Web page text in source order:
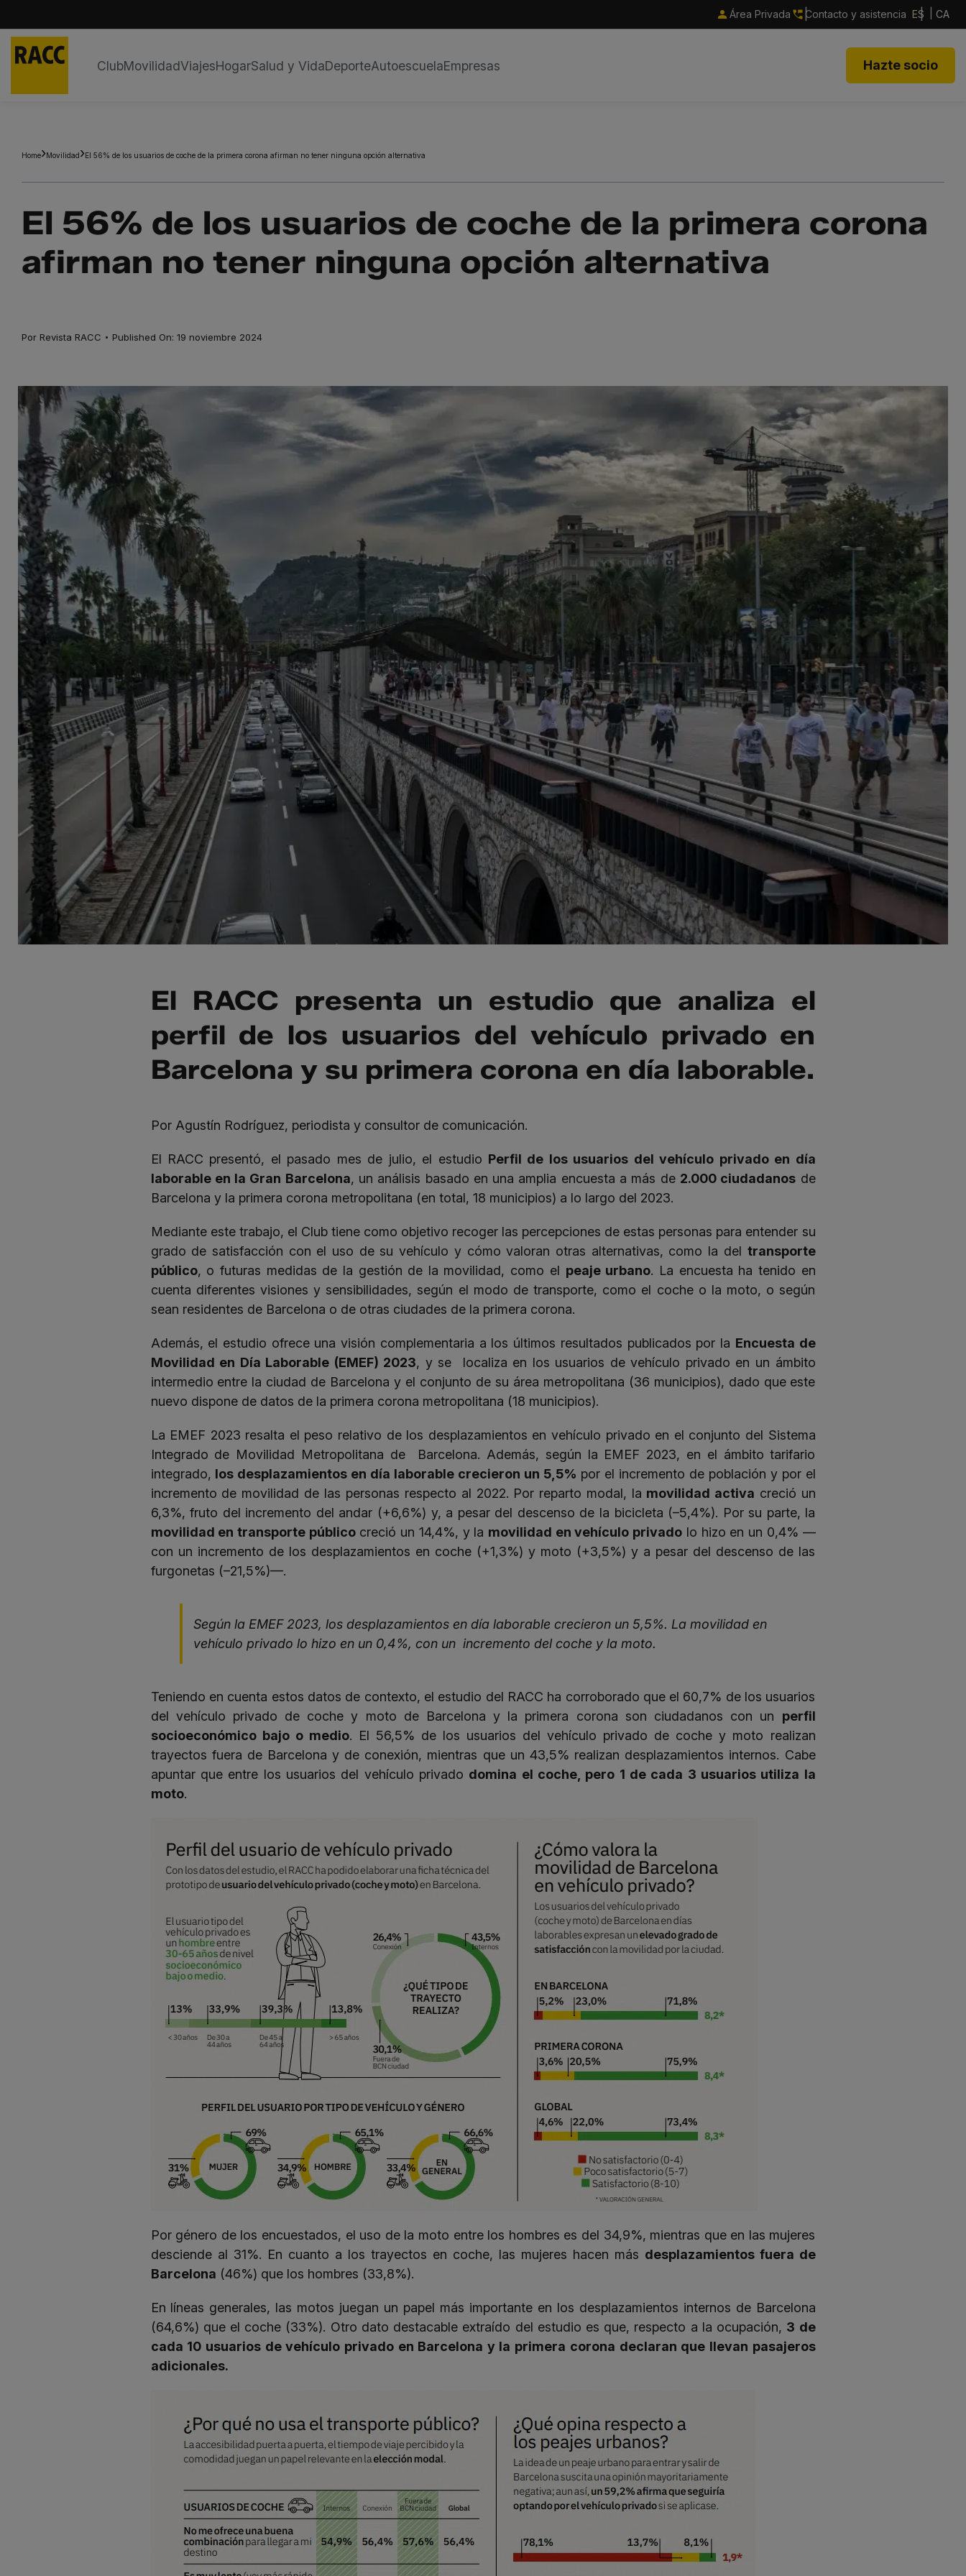
Área Privada Contacto y asistencia ES CA
ClubMovilidadViajesHogarSalud y VidaDeporteAutoescuelaEmpresas Hazte socio
contenido
Home Movilidad El 56% de los usuarios de coche de la primera corona afirman no tener ninguna opción alternativa
El 56% de los usuarios de coche de la primera corona
afirman no tener ninguna opción alternativa
Por Revista RACC · Published On: 19 noviembre 2024
El RACC presenta un estudio que analiza el
perfil de los usuarios del vehículo privado en
Barcelona y su primera corona en día laborable.
Por Agustín Rodríguez, periodista y consultor de comunicación.
El RACC presentó, el pasado mes de julio, el estudio Perfil de los usuarios del vehículo privado en día
laborable en la Gran Barcelona, un análisis basado en una amplia encuesta a más de 2.000 ciudadanos de
Barcelona y la primera corona metropolitana (en total, 18 municipios) a lo largo del 2023.
Mediante este trabajo, el Club tiene como objetivo recoger las percepciones de estas personas para entender su
grado de satisfacción con el uso de su vehículo y cómo valoran otras alternativas, como la del transporte
público, o futuras medidas de la gestión de la movilidad, como el peaje urbano. La encuesta ha tenido en
cuenta diferentes visiones y sensibilidades, según el modo de transporte, como el coche o la moto, o según
sean residentes de Barcelona o de otras ciudades de la primera corona.
Además, el estudio ofrece una visión complementaria a los últimos resultados publicados por la Encuesta de
Movilidad en Día Laborable (EMEF) 2023, y se localiza en los usuarios de vehículo privado en un ámbito
intermedio entre la ciudad de Barcelona y el conjunto de su área metropolitana (36 municipios), dado que este
nuevo dispone de datos de la primera corona metropolitana (18 municipios).
La EMEF 2023 resalta el peso relativo de los desplazamientos en vehículo privado en el conjunto del Sistema
Integrado de Movilidad Metropolitana de Barcelona. Además, según la EMEF 2023, en el ámbito tarifario
integrado, los desplazamientos en día laborable crecieron un 5,5% por el incremento de población y por el
incremento de movilidad de las personas respecto al 2022. Por reparto modal, la movilidad activa creció un
6,3%, fruto del incremento del andar (+6,6%) y, a pesar del descenso de la bicicleta (–5,4%). Por su parte, la
movilidad en transporte públicocreció un 14,4%, y la movilidad en vehículo privado lo hizo en un 0,4% —
con un incremento de los desplazamientos en coche (+1,3%) y moto (+3,5%) y a pesar del descenso de las
furgonetas (–21,5%)—.
Según la EMEF 2023, los desplazamientos en día laborable crecieron un 5,5%. La movilidad en
vehículo privado lo hizo en un 0,4%, con un incremento del coche y la moto.
Teniendo en cuenta estos datos de contexto, el estudio del RACC ha corroborado que el 60,7% de los usuarios
del vehículo privado de coche y moto de Barcelona y la primera corona son ciudadanos con un perfil
socioeconómico bajo o medio. El 56,5% de los usuarios del vehículo privado de coche y moto realizan
trayectos fuera de Barcelona y de conexión, mientras que un 43,5% realizan desplazamientos internos. Cabe
apuntar que entre los usuarios del vehículo privado domina el coche, pero 1 de cada 3 usuarios utiliza la
moto.
Por género de los encuestados, el uso de la moto entre los hombres es del 34,9%, mientras que en las mujeres
desciende al 31%. En cuanto a los trayectos en coche, las mujeres hacen más desplazamientos fuera de
Barcelona (46%) que los hombres (33,8%).
En líneas generales, las motos juegan un papel más importante en los desplazamientos internos de Barcelona
(64,6%) que el coche (33%). Otro dato destacable extraído del estudio es que, respecto a la ocupación, 3 de
cada 10 usuarios de vehículo privado en Barcelona y la primera corona declaran que llevan pasajeros
adicionales.